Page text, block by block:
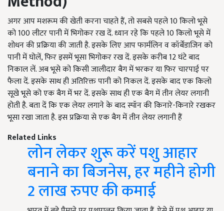
अगर आप मशरूम की खेती करना चाहते हैं, तो सबसे पहले 10 किलो भूसे
को 100 लीटर पानी में भिगोकर रख दें. ध्यान रहे कि पहले 10 किलो भूसे में
शोधन की प्रक्रिया की जाती है. इसके लिए आप फार्मलिन व कॉर्बेंडाजिन को
पानी में घोलें, फिर इसमें भूसा भिगोकर रख दें. इसके करीब 12 घंटे बाद
निकाल लें. अब भूसे को किसी जालीदार बैग में भरकर या फिर चारपाई पर
फैला दें. इसके साथ ही अतिरिक्त पानी को निकल दें. इसके बाद एक किलो
सूखे भूसे को एक बैग में भर दें. इसके साथ ही एक बैग में तीन लेयर लगानी
होती है. बता दें कि एक लेयर लगाने के बाद स्पॉन की किनारे-किनारे रखकर
भूसा रखा जाता है. इस प्रक्रिया से एक बैग में तीन लेयर लगानी हैं
Related Links
लोन लेकर शुरू करें पशु आहार
बनाने का बिजनेस, हर महीने होगी
2 लाख रुपए की कमाई